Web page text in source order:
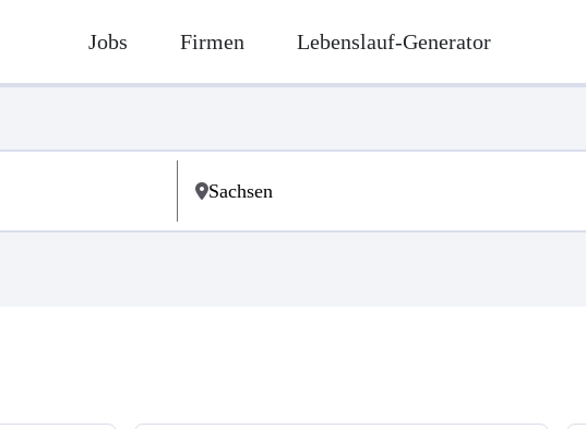
Jobs Firmen Lebenslauf-Generator